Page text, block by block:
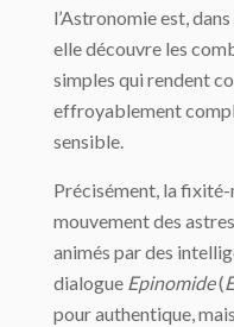
l’Astronomie est,
elle découvre les
simples qui rendent
effroyablement
sensible.
Précisément, la
mouvement des
animés par des
dialogue Epinomide(
pour authentique,